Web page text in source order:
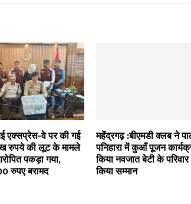
एक्सप्रेस-वे पर की गई
रुपये की लूट के मामले
पकड़ा गया,
रुपए बरामद
महेंद्रगढ़ :बीएमडी क्लब ने
पनिहारा में कुआँ पूजन
किया नवजात बेटी के
किया सम्मान